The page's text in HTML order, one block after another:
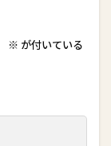
※ が付いている